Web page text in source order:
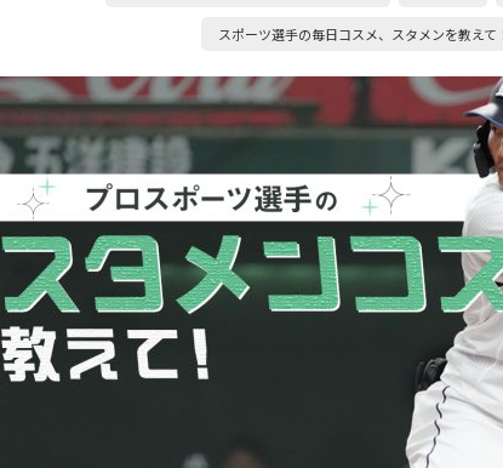
スポーツ選手の毎日コスメ、スタメンを教えて！